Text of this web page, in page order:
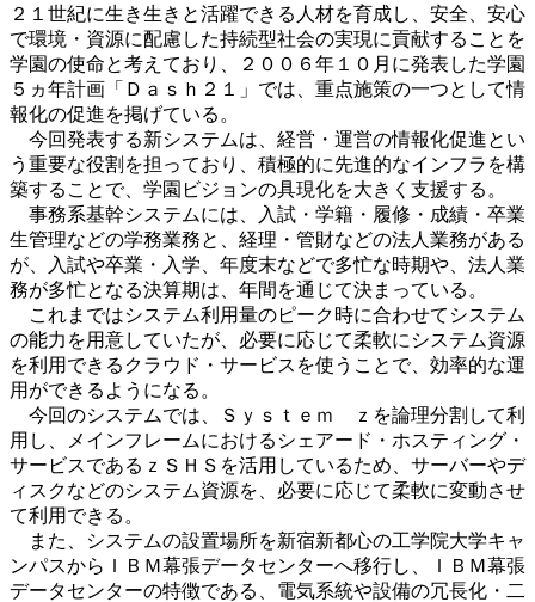
２１世紀に生き生きと活躍できる人材を育成し、安全、安心
で環境・資源に配慮した持続型社会の実現に貢献することを
学園の使命と考えており、２００６年１０月に発表した学園
５ヵ年計画「Ｄａｓｈ２１」では、重点施策の一つとして情
報化の促進を掲げている。
今回発表する新システムは、経営・運営の情報化促進とい
う重要な役割を担っており、積極的に先進的なインフラを構
築することで、学園ビジョンの具現化を大きく支援する。
事務系基幹システムには、入試・学籍・履修・成績・卒業
生管理などの学務業務と、経理・管財などの法人業務がある
が、入試や卒業・入学、年度末などで多忙な時期や、法人業
務が多忙となる決算期は、年間を通じて決まっている。
これまではシステム利用量のピーク時に合わせてシステム
の能力を用意していたが、必要に応じて柔軟にシステム資源
を利用できるクラウド・サービスを使うことで、効率的な運
用ができるようになる。
今回のシステムでは、Ｓｙｓｔｅｍ ｚを論理分割して利
用し、メインフレームにおけるシェアード・ホスティング・
サービスであるｚＳＨＳを活用しているため、サーバーやデ
ィスクなどのシステム資源を、必要に応じて柔軟に変動させ
て利用できる。
また、システムの設置場所を新宿新都心の工学院大学キャ
ンパスからＩＢＭ幕張データセンターへ移行し、ＩＢＭ幕張
データセンターの特徴である、電気系統や設備の冗長化・二